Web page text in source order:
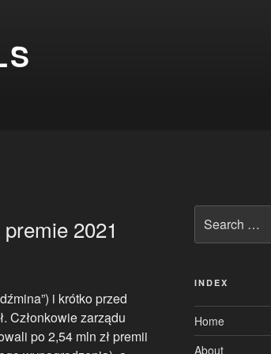
2021
i krótko przed
Członkowie zarządu
po 2,54 mln zł premii
for:
INDEX
Home
About